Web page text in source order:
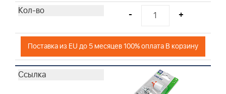
- +
Поставка из EU до 5 месяцев 100% оплата В корзину